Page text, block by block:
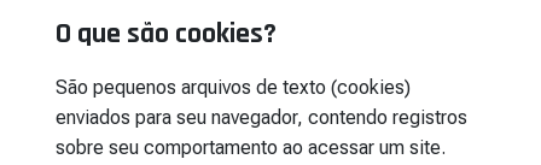
O que são cookies?
São pequenos arquivos de texto (cookies)
enviados para seu navegador, contendo registros
sobre seu comportamento ao acessar um site.